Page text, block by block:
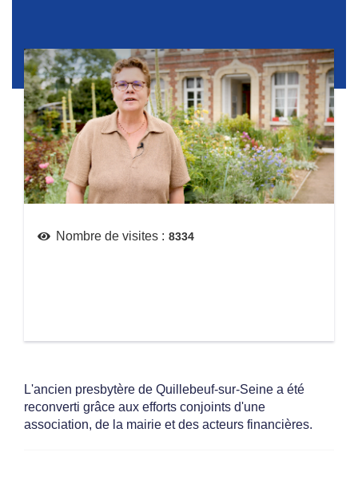
Nombre de visites : 8334
L'ancien presbytère de Quillebeuf-sur-Seine a été
reconverti grâce aux efforts conjoints d'une
association, de la mairie et des acteurs financières.